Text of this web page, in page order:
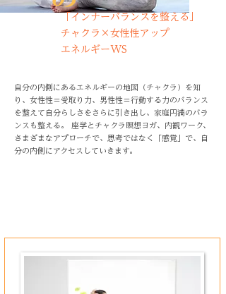
「インナーバランスを整える」
チャクラ×女性性アップ
エネルギーWS
自分の内側にあるエネルギーの地図（チャクラ）を知
り、女性性＝受取り力、男性性＝行動する力のバランス
を整えて自分らしさをさらに引き出し、家庭円満のバラ
ンスも整える。 座学とチャクラ瞑想ヨガ、内観ワーク、
さまざまなアプローチで、思考ではなく「感覚」で、自
分の内側にアクセスしていきます。